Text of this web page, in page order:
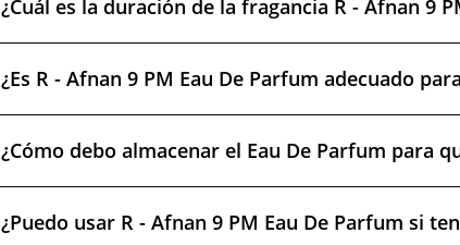
¿Cuál es la duración de la fragancia R - Afnan 9
¿Es R - Afnan 9 PM Eau De Parfum adecuado
¿Cómo debo almacenar el Eau De Parfum para
¿Puedo usar R - Afnan 9 PM Eau De Parfum si